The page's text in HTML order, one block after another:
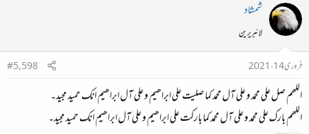
شمشاد
لائبریرین
فروری 14، 2021
#5,598
اللھم صل علی محمد و علی آل محمد کما صلیت علی ابراھیم و علی آل ابراھیم انك حمید مجید۔
اللھم بارك علی محمد و علی آل محمد کما بارکت علی ابراھیم و علی آل ابراھیم انك حمید مجید۔